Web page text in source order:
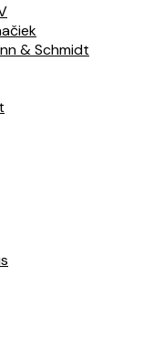
& Schmidt